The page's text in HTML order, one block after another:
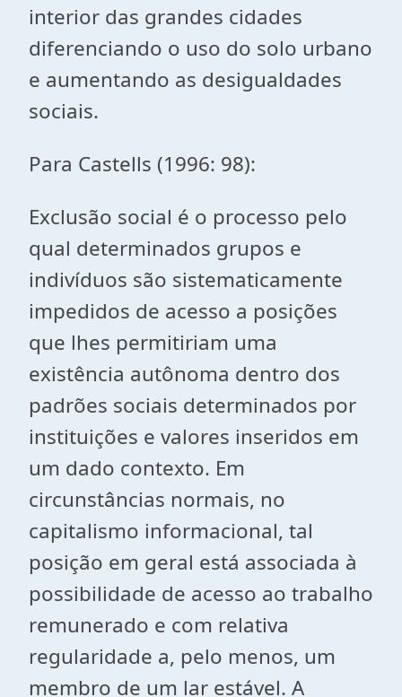
interior das grandes cidades
diferenciando o uso do solo urbano
e aumentando as desigualdades
sociais.
Para Castells (1996: 98):
Exclusão social é o processo pelo
qual determinados grupos e
indivíduos são sistematicamente
impedidos de acesso a posições
que lhes permitiriam uma
existência autônoma dentro dos
padrões sociais determinados por
instituições e valores inseridos em
um dado contexto. Em
circunstâncias normais, no
capitalismo informacional, tal
posição em geral está associada à
possibilidade de acesso ao trabalho
remunerado e com relativa
regularidade a, pelo menos, um
membro de um lar estável. A